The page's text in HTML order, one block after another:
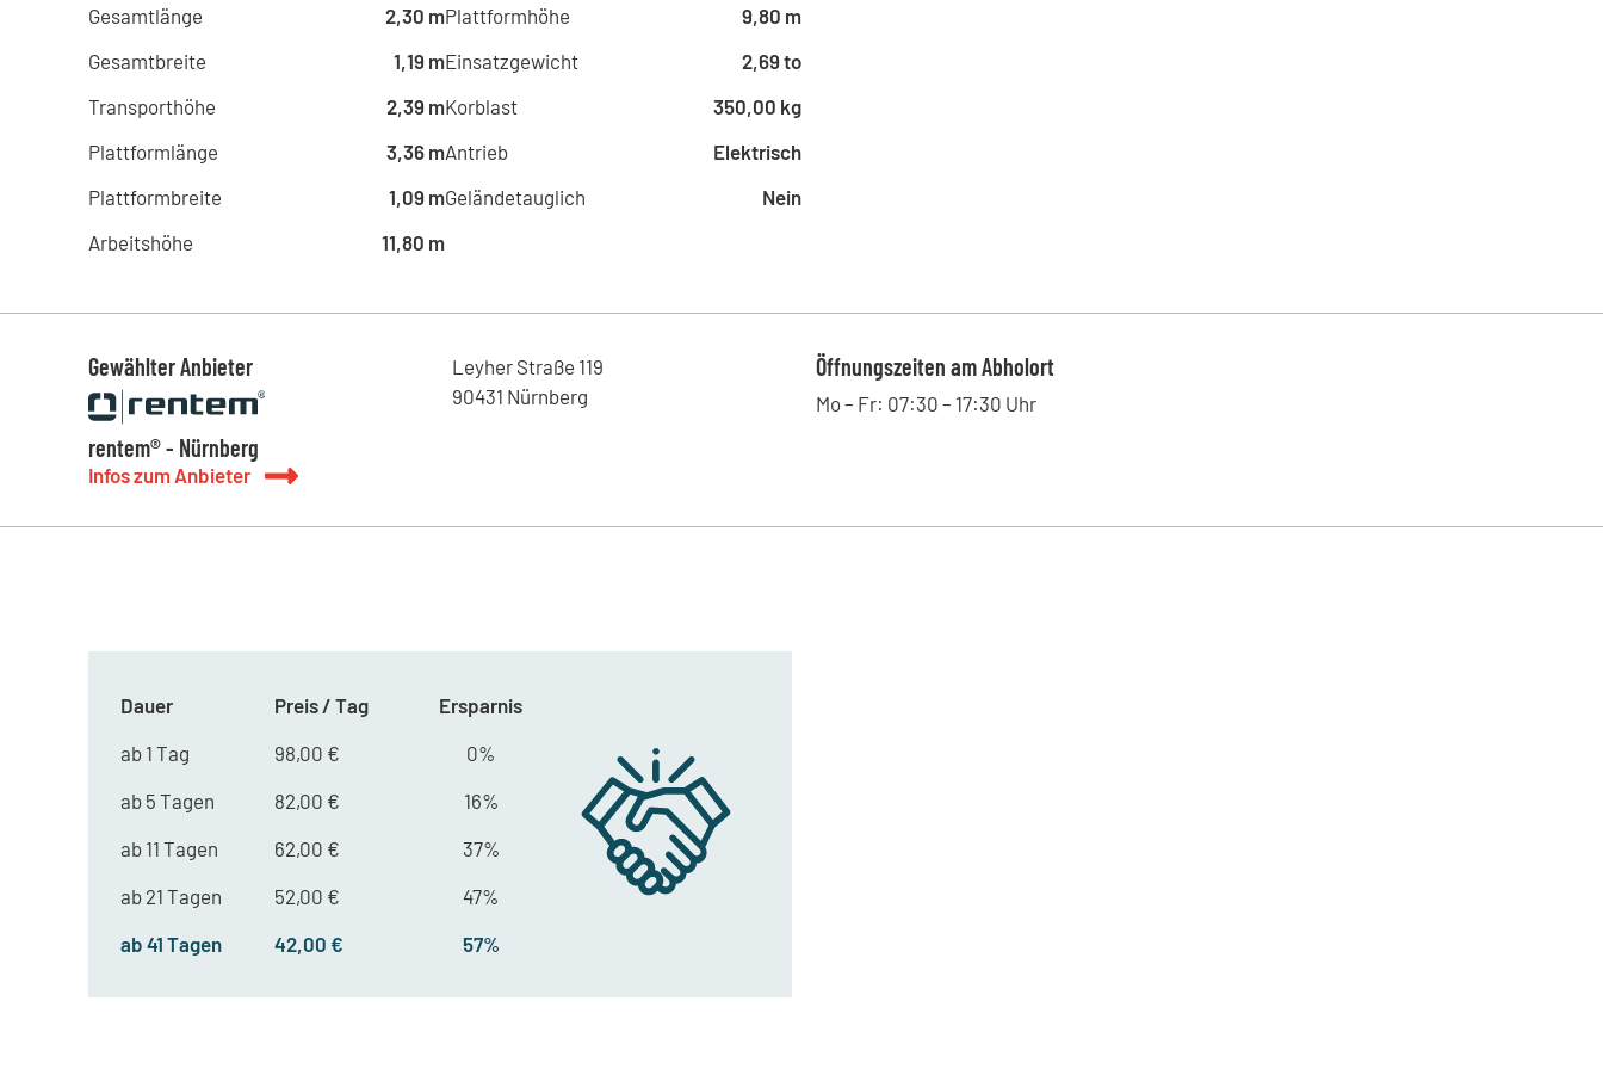
Mergenthalerallee 10-12, 65760 - Eschborn , DE
Gesamtlänge
2,30 m
Gesamtbreite
1,19 m
Transporthöhe
2,39 m
Plattformlänge
3,36 m
Plattformbreite
1,09 m
Arbeitshöhe
11,80 m
Plattformhöhe
9,80 m
Einsatzgewicht
2,69 to
Korblast
350,00 kg
Antrieb
Elektrisch
Geländetauglich
Nein
Gewählter Anbieter
rentem® - Nürnberg
Infos zum Anbieter
Leyher Straße 119
90431 Nürnberg
Öffnungszeiten am Abholort
Mo – Fr: 07:30 – 17:30 Uhr
Dauer Preis / Tag
Ersparnis
ab 1 Tag
98,00 €
0%
ab 5 Tagen
82,00 €
16%
ab 11 Tagen
62,00 €
37%
ab 21 Tagen
52,00 €
47%
ab 41 Tagen
42,00 € 57%